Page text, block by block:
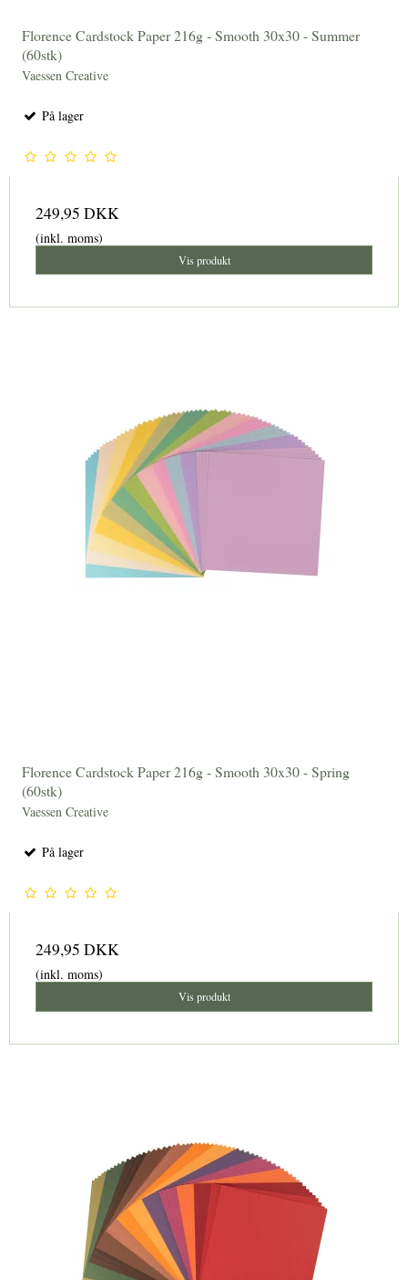
Florence Cardstock Paper 216g - Smooth 30x30 - Summer
(60stk)
Vaessen Creative
På lager
249,95 DKK
(inkl. moms)
Vis produkt
Florence Cardstock Paper 216g - Smooth 30x30 - Spring
(60stk)
Vaessen Creative
På lager
249,95 DKK
(inkl. moms)
Vis produkt